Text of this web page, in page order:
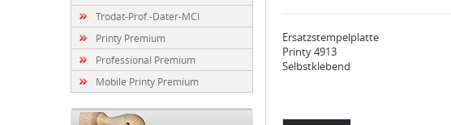
Trodat-Prof.-Dater-MCI
Printy Premium
Professional Premium
Mobile Printy Premium
Ersatzstempelplatte
Printy 4913
Selbstklebend